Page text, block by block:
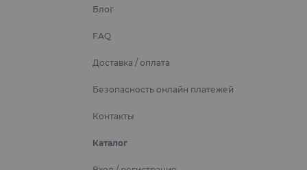
Блог
FAQ
Доставка / оплата
Безопасность онлайн платежей
Контакты
Каталог